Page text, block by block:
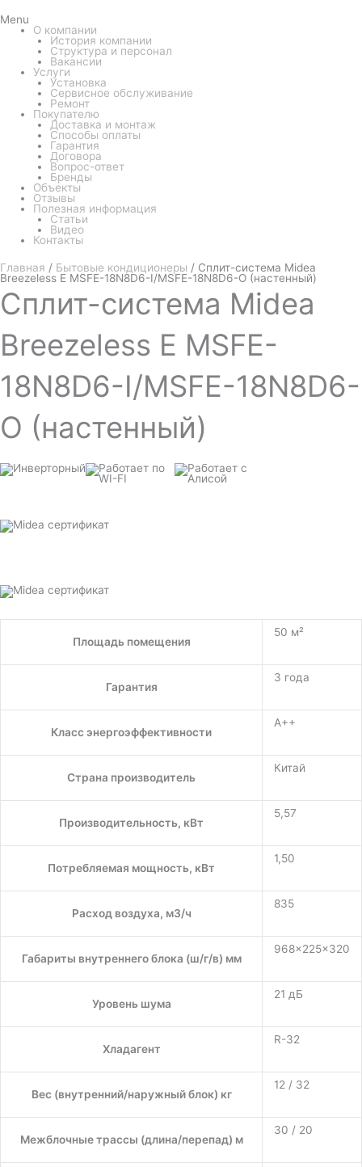
Menu
О компании
История компании
Структура и персонал
Вакансии
Услуги
Установка
Сервисное обслуживание
Ремонт
Покупателю
Доставка и монтаж
Способы оплаты
Гарантия
Договора
Вопрос-ответ
Бренды
Объекты
Отзывы
Полезная информация
Статьи
Видео
Контакты
Главная / Бытовые кондиционеры / Сплит-система Midea
Breezeless E MSFE-18N8D6-I/MSFE-18N8D6-O (настенный)
Сплит-система Midea
Breezeless E MSFE-
18N8D6-I/MSFE-18N8D6-
O (настенный)
Площадь помещения
50 м²
Гарантия
3 года
Класс энергоэффективности
A++
Страна производитель
Китай
Производительность, кВт
5,57
Потребляемая мощность, кВт
1,50
Расход воздуха, м3/ч
835
Габариты внутреннего блока (ш/г/в) мм
968×225×320
Уровень шума
21 дБ
Хладагент
R-32
Вес (внутренний/наружный блок) кг
12 / 32
Межблочные трассы (длина/перепад) м
30 / 20